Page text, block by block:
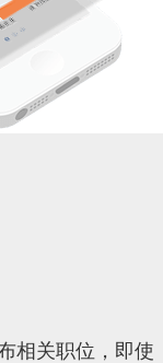
相关职位，即使